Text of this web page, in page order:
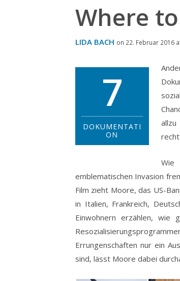
Where
LIDA BACH on 22. Februar 2016
7
DOKUMENTATI
ON
Wie
emblematischen Invasion
Film zieht Moore, das US-
in Italien, Frankreich,
Einwohnern erzählen, wie
Errungenschaften nur ein
sind, lässt Moore dabei